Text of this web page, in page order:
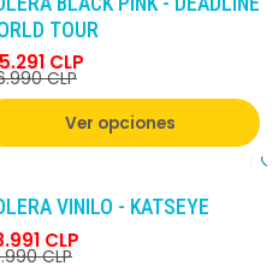
TOUR
CLP
CLP
Ver opciones
VINILO - KATSEYE
CLP
CLP